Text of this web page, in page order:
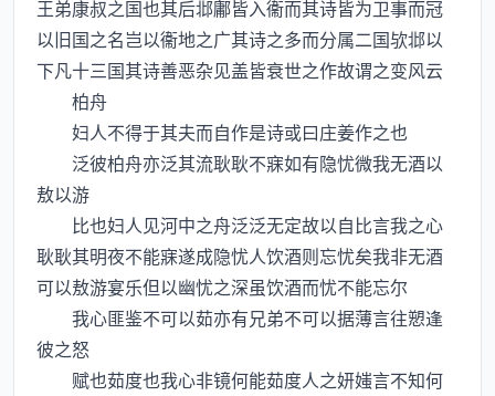
王弟康叔之国也其后邶鄘皆入衞而其诗皆为卫事而冠
以旧国之名岂以衞地之广其诗之多而分属二国欤邶以
下凡十三国其诗善恶杂见盖皆衰世之作故谓之变风云
柏舟
妇人不得于其夫而自作是诗或曰庄姜作之也
泛彼柏舟亦泛其流耿耿不寐如有隐忧微我无酒以
敖以游
比也妇人见河中之舟泛泛无定故以自比言我之心
耿耿其明夜不能寐遂成隐忧人饮酒则忘忧矣我非无酒
可以敖游宴乐但以幽忧之深虽饮酒而忧不能忘尔
我心匪鉴不可以茹亦有兄弟不可以据薄言往愬逢
彼之怒
赋也茹度也我心非镜何能茹度人之妍媸言不知何